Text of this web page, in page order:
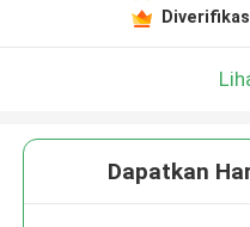
Dapatkan